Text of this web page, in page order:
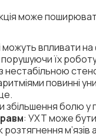
може
можуть впливати
їх
нестабільною
повинні
болю у
: УХТ може